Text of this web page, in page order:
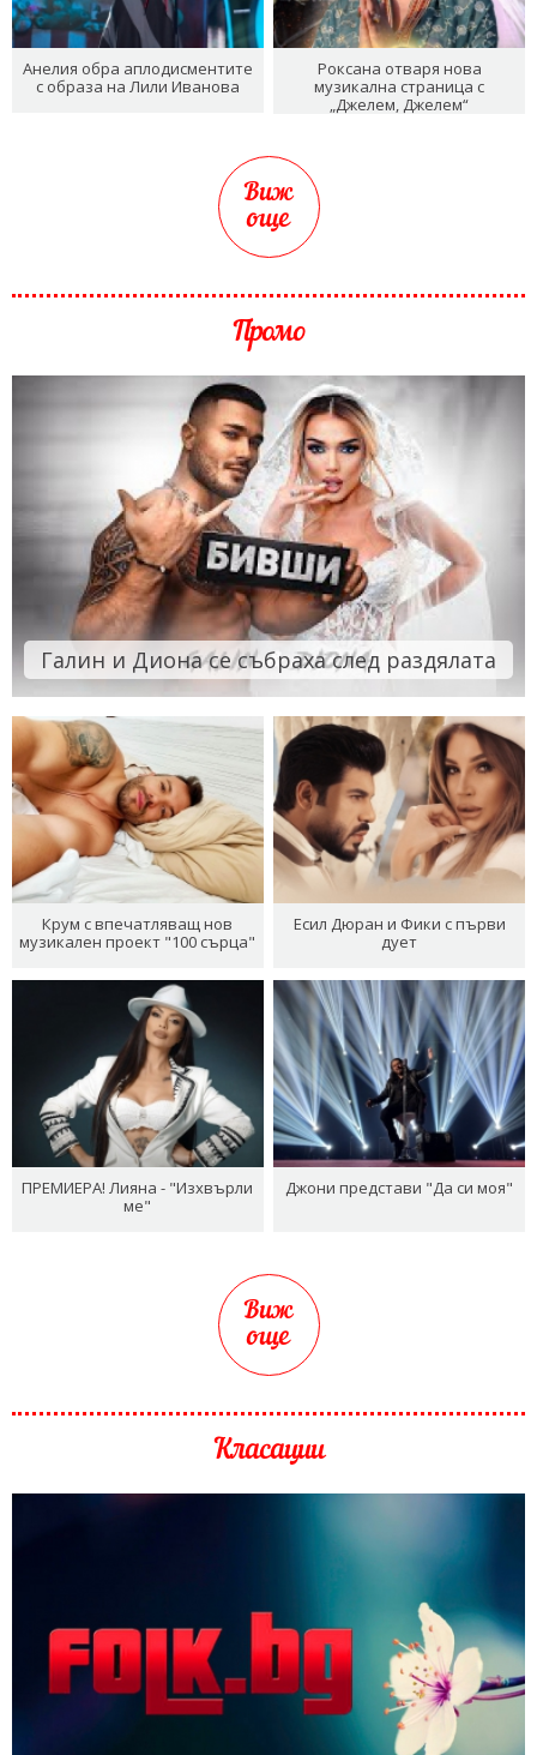
Анелия обра аплодисментите
с образа на Лили Иванова
Роксана отваря нова
музикална страница с
„Джелем, Джелем“
Виж
още
Промо
Галин и Диона се събраха след раздялата
Крум с впечатляващ нов
музикален проект "100 сърца"
Есил Дюран и Фики с първи
дует
ПРЕМИЕРА! Лияна - "Изхвърли
ме"
Джони представи "Да си моя"
Виж
още
Класации